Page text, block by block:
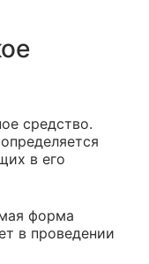
средство.
в его
форма
в проведении